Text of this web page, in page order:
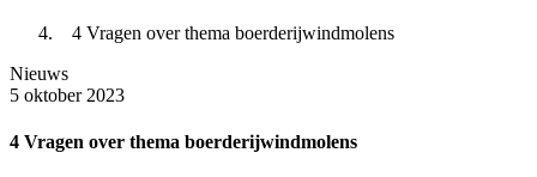
4 Vragen over thema boerderijwindmolens
Nieuws
5 oktober 2023
4 Vragen over thema boerderijwindmolens